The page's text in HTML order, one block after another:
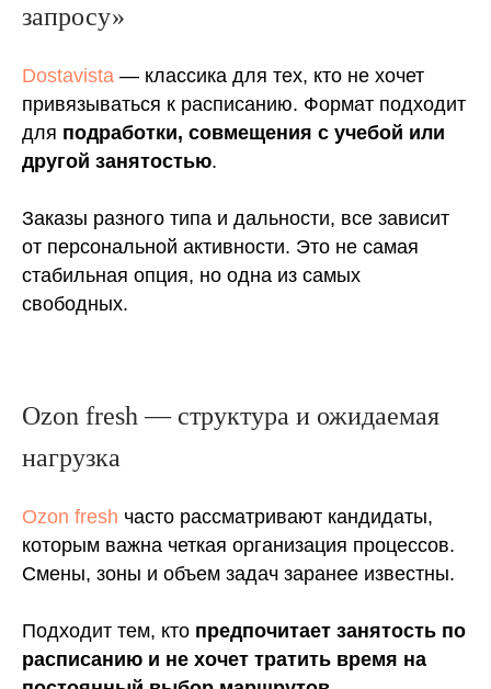
запросу»
Dostavista — классика для тех, кто не хочет
привязываться к расписанию. Формат подходит
для подработки, совмещения с учебой или
другой занятостью.
Заказы разного типа и дальности, все зависит
от персональной активности. Это не самая
стабильная опция, но одна из самых
свободных.
Ozon fresh — структура и ожидаемая
нагрузка
Ozon fresh часто рассматривают кандидаты,
которым важна четкая организация процессов.
Смены, зоны и объем задач заранее известны.
Подходит тем, кто предпочитает занятость по
расписанию и не хочет тратить время на